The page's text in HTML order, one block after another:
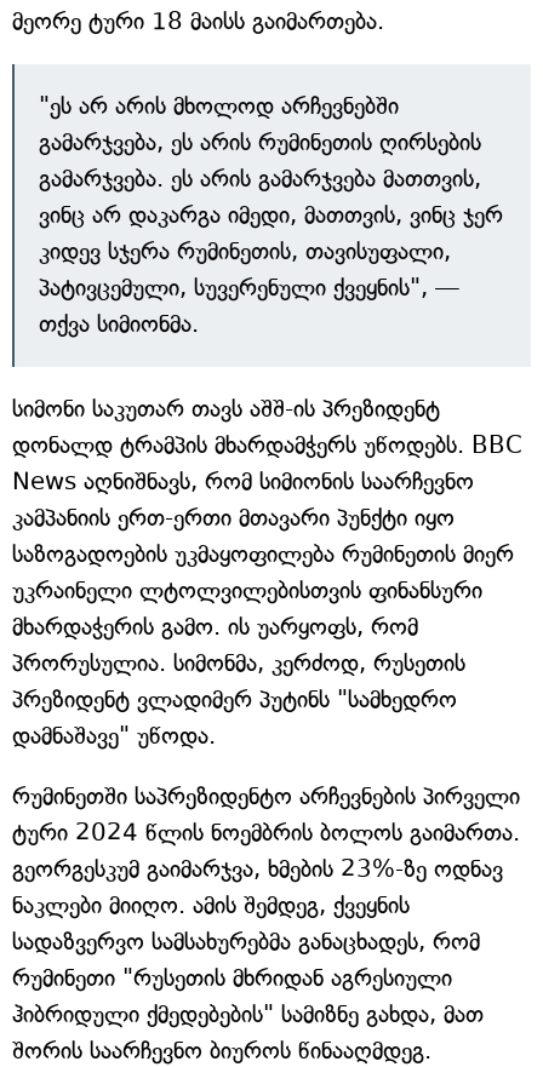
მეორე ტური 18 მაისს გაიმართება.
"ეს არ არის მხოლოდ არჩევნებში
გამარჯვება, ეს არის რუმინეთის ღირსების
გამარჯვება. ეს არის გამარჯვება მათთვის,
ვინც არ დაკარგა იმედი, მათთვის, ვინც ჯერ
კიდევ სჯერა რუმინეთის, თავისუფალი,
პატივცემული, სუვერენული ქვეყნის", —
თქვა სიმიონმა.
სიმონი საკუთარ თავს აშშ-ის პრეზიდენტ
დონალდ ტრამპის მხარდამჭერს უწოდებს. BBC
News აღნიშნავს, რომ სიმიონის საარჩევნო
კამპანიის ერთ-ერთი მთავარი პუნქტი იყო
საზოგადოების უკმაყოფილება რუმინეთის მიერ
უკრაინელი ლტოლვილებისთვის ფინანსური
მხარდაჭერის გამო. ის უარყოფს, რომ
პრორუსულია. სიმონმა, კერძოდ, რუსეთის
პრეზიდენტ ვლადიმერ პუტინს "სამხედრო
დამნაშავე" უწოდა.
რუმინეთში საპრეზიდენტო არჩევნების პირველი
ტური 2024 წლის ნოემბრის ბოლოს გაიმართა.
გეორგესკუმ გაიმარჯვა, ხმების 23%-ზე ოდნავ
ნაკლები მიიღო. ამის შემდეგ, ქვეყნის
სადაზვერვო სამსახურებმა განაცხადეს, რომ
რუმინეთი "რუსეთის მხრიდან აგრესიული
ჰიბრიდული ქმედებების" სამიზნე გახდა, მათ
შორის საარჩევნო ბიუროს წინააღმდეგ.